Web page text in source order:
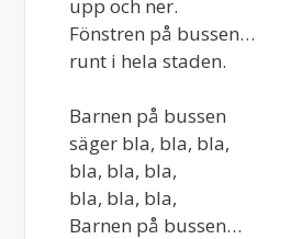
upp och ner.
Fönstren på bussen…
runt i hela staden.
Barnen på bussen
säger bla, bla, bla,
bla, bla, bla,
bla, bla, bla,
Barnen på bussen…